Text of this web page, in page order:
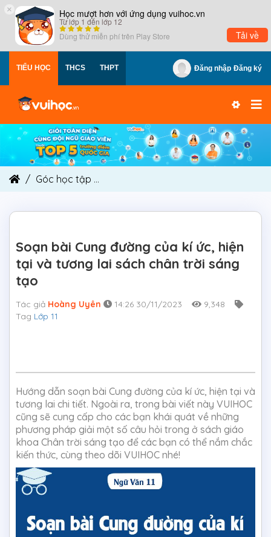
× Học mượt hơn với ứng dụng vuihoc.vn
Từ lớp 1 đến lớp 12
Dùng thử miễn phí trên Play Store Tải về
TIỂU HỌC THCS THPT Đăng nhập Đăng ký
Góc học tập
Soạn bài Cung đường của kí ức, hiện
tại và tương lai sách chân trời sáng
tạo
Tác giả Hoàng Uyên 14:26 30/11/2023
9,348
Tag Lớp 11
Hướng dẫn soạn bài Cung đường của kí ức, hiện tại và
tương lai chi tiết. Ngoài ra, trong bài viết này VUIHOC
cũng sẽ cung cấp cho các bạn khái quát về những
phương pháp giải một số câu hỏi trong ở sách giáo
khoa Chân trời sáng tạo để các bạn có thể nắm chắc
kiến thức, cùng theo dõi VUIHOC nhé!